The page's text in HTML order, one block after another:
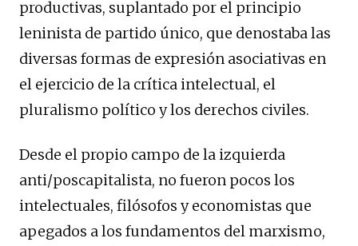
productivas, suplantado por el principio
leninista de partido único, que denostaba las
diversas formas de expresión asociativas en
el ejercicio de la crítica intelectual, el
pluralismo político y los derechos civiles.
Desde el propio campo de la izquierda
anti/poscapitalista, no fueron pocos los
intelectuales, filósofos y economistas que
apegados a los fundamentos del marxismo,